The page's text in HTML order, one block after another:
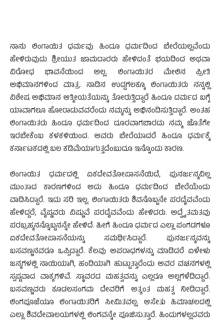
ನಾನು ಲಿಂಗಾಯಿತ ಧರ್ಮವು ಹಿಂದೂ ಧರ್ಮದಿಂದ ಬೇರೆಯಲ್ಲವೆಂದು
ಹೇಳಿರುವುದು ಶ್ರೀಯುತ ಜಾಮದಾರರು ಹೇಳಿದಂತೆ ಭಯದಿಂದ ಅಥವಾ
ವಿರೋಧ ಭಾವನೆಯಿಂದ ಅಲ್ಲ. ಲಿಂಗಾಯಿತರ ಮೇಲಿನ ಪ್ರೀತಿ
ಅಭಿಮಾನಗಳಿಂದ ಮಾತ್ರ. ನಾಡಿನ ಉದ್ದಗಲಕ್ಕೂ ಲಿಂಗಾಯಿತರು ನನ್ನಲ್ಲಿ
ವಿಶೇಷ ಅಭಿಮಾನ ಆತ್ಮೀಯತೆಯನ್ನು ತೋರುತ್ತಿದ್ದಾರೆ ಹಿಂದೂ ದರ್ಮದ ಬಗ್ಗೆ
ಯಾವಾಗಲೂ ಹೋರಾಡುವವರೆಂದು ನಮ್ಮನ್ನು ಅಭಿನಂದಿಸುತ್ತಿದ್ದಾರೆ. ಅಂತಹ
ಲಿಂಗಾಯಿತರು ಹಿಂದೂ ಧರ್ಮದಿಂದ ದೂರವಾಗಬಾರದು ನಮ್ಮ ಜೊತೆಗೇ
ಇರಬೇಕೆಂಬ ಕಳಕಳಿಯಿಂದ. ಅವರು ಬೇರೆಯಾದರೆ ಹಿಂದೂ ಧರ್ಮಕ್ಕೆ
ಕರ್ನಾಟಕದಲ್ಲಿ ಬಲ ಕಡಿಮೆಯಾಗುತ್ತದೆಂಬುದೂ ಇನ್ನೊಂದು ಕಾರಣ.
ಲಿಂಗಾಯಿತ ಧರ್ಮದಲ್ಲಿ ಏಕದೇವತೋಪಾಸನೆಯಿದೆ, ಪುನರ್ಜನ್ಮವಿಲ್ಲ
ಮುಂತಾದ ಕಾರಣಗಳಿಂದ ಅದು ಹಿಂದೂ ಧರ್ಮದಿಂದ ಬೇರೆಯೆಂದು
ವಾದಿಸಿದ್ದಾರೆ. ಇದು ಸರಿ ಇಲ್ಲ. ಲಿಂಗಾಯಿತರು ಶಿವನೊಬ್ಬನೇ ಪರದೈವವೆಂದು
ಹೇಳಿದ್ದರೆ, ವೈಷ್ಣವರು ವಿಷ್ಣುವೆ ಪರದೈವವೆಂದು ಹೇಳಿದರು. ಅದ್ವೈತಮತವು
ಪರಬ್ರಹ್ಮನನ್ನೊಬ್ಬನನ್ನೇ ಹೇಳಿದೆ. ಹೀಗೆ ಹಿಂದೂ ಧರ್ಮದ ಎಲ್ಲಾ ಪಂಗಡಗಳೂ
ಏಕದೇವತೋಪಾಸನೆಯನ್ನು ಸಮರ್ಥಿಸಿದ್ದಾರೆ. ಪುನರ್ಜನ್ಮವನ್ನು
ಬಸವಣ್ಣನವರೂ ಒಪ್ಪಿದ್ದಾರೆ. ಕೆಲವು ಅಪರಾಧಗಳನ್ನು ಮಾಡಿದರೆ ಏಳೇಳು
ಜನ್ಮಗಳಲ್ಲಿ ನಾಯಿಯಾಗಿ, ಹಂದಿಯಾಗಿ ಹುಟ್ಟುತ್ತಾರೆಂದು ಅವರ ವಚನಗಳಲ್ಲಿ
ಸ್ಪಷ್ಟವಾದ ವಾಕ್ಯಗಳಿವೆ. ಸ್ಥಾವರದ ಮಹತ್ವವನ್ನು ಎಲ್ಲರೂ ಅಲ್ಲಗಳೆದಿದ್ದಾರೆ.
ಬಸವಣ್ಣವರು ಕೂಡಲಸಂಗಮ ದೇವರಿಗೆ ಅತ್ಯಂತ ಮಹತ್ವ ನೀಡಿದ್ದಾರೆ.
ಲಿಂಗಪೂಜೆಯೂ ಲಿಂಗಾಯಿತರಿಗೆ ಸೀಮಿತವಲ್ಲ. ಆಸೇತು ಹಿಮಾಚಲದಲ್ಲಿ
ಎಲ್ಲಾ ಶಿವದೇವಾಲಯಗಳಲ್ಲಿ ಲಿಂಗವನ್ನೇ ಪೂಜಿಸುತ್ತಾರೆ. ಹಿಂದುಗಳಲ್ಲದವರು